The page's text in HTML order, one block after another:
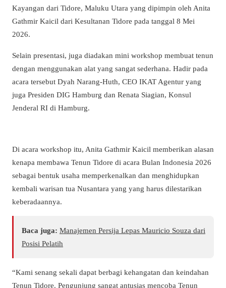
Kayangan dari Tidore, Maluku Utara yang dipimpin oleh Anita
Gathmir Kaicil dari Kesultanan Tidore pada tanggal 8 Mei
2026.
Selain presentasi, juga diadakan mini workshop membuat tenun
dengan menggunakan alat yang sangat sederhana. Hadir pada
acara tersebut Dyah Narang-Huth, CEO IKAT Agentur yang
juga Presiden DIG Hamburg dan Renata Siagian, Konsul
Jenderal RI di Hamburg.
Di acara workshop itu, Anita Gathmir Kaicil memberikan alasan
kenapa membawa Tenun Tidore di acara Bulan Indonesia 2026
sebagai bentuk usaha memperkenalkan dan menghidupkan
kembali warisan tua Nusantara yang yang harus dilestarikan
keberadaannya.
Baca juga: Manajemen Persija Lepas Mauricio Souza dari
Posisi Pelatih
“Kami senang sekali dapat berbagi kehangatan dan keindahan
Tenun Tidore. Pengunjung sangat antusias mencoba Tenun